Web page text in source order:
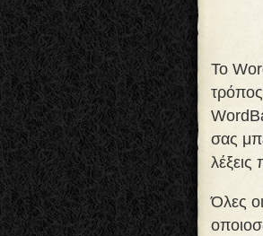
Το
σας
λέξεις
Όλες